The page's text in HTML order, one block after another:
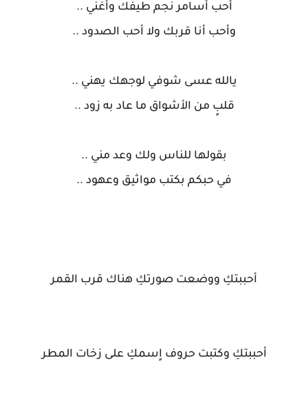
أحب أسامر نجم طيفك وأغني ..
وأحب أنا قربك ولا أحب الصدود ..
يالله عسى شوفي لوجهك يهني ..
قلبٍ من الأشواق ما عاد به زود ..
بقولها للناس ولك وعد مني ..
في حبكم بكتب مواثيق وعهود ..
أحببتكِ ووضعت صورتكِ هناك قرب القمر
أحببتكِ وكتبت حروف اٍسمكِ على زخات المطر